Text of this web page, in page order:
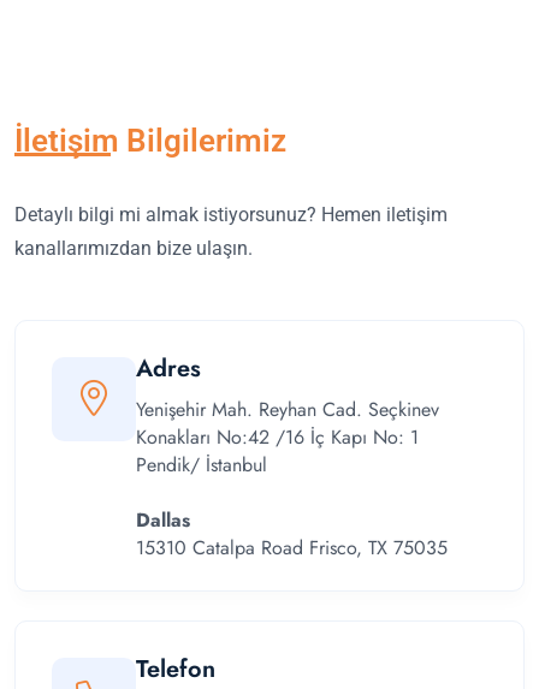
İletişim Bilgilerimiz
Detaylı bilgi mi almak istiyorsunuz? Hemen iletişim
kanallarımızdan bize ulaşın.
Adres
Yenişehir Mah. Reyhan Cad. Seçkinev
Konakları No: 42 /16 İç Kapı No: 1
Pendik/ İstanbul
Dallas
15310 Catalpa Road Frisco, TX 75035
Telefon